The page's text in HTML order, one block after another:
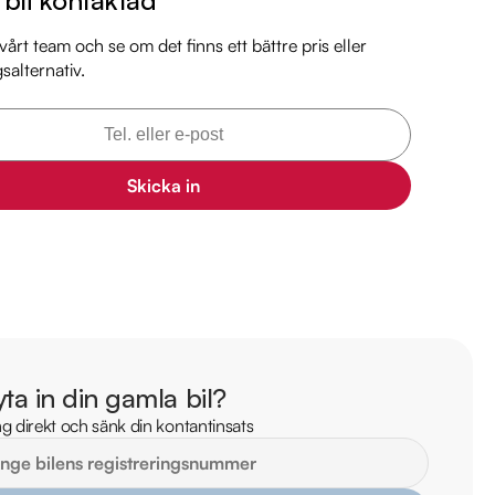
mil
kopa-bil/mercedes-benz/hbz77p/
21B, 64547, Strängnäs
team och se om det finns ett bättre pris eller
Skicka in
in din gamla bil?
direkt och sänk din kontantinsats